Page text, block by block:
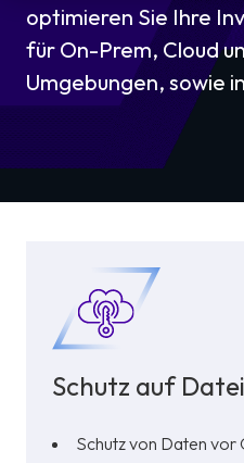
optimieren Sie Ihre
für On-Prem, Cloud
Umgebungen, sowie
Schutz auf
Schutz von Daten vor